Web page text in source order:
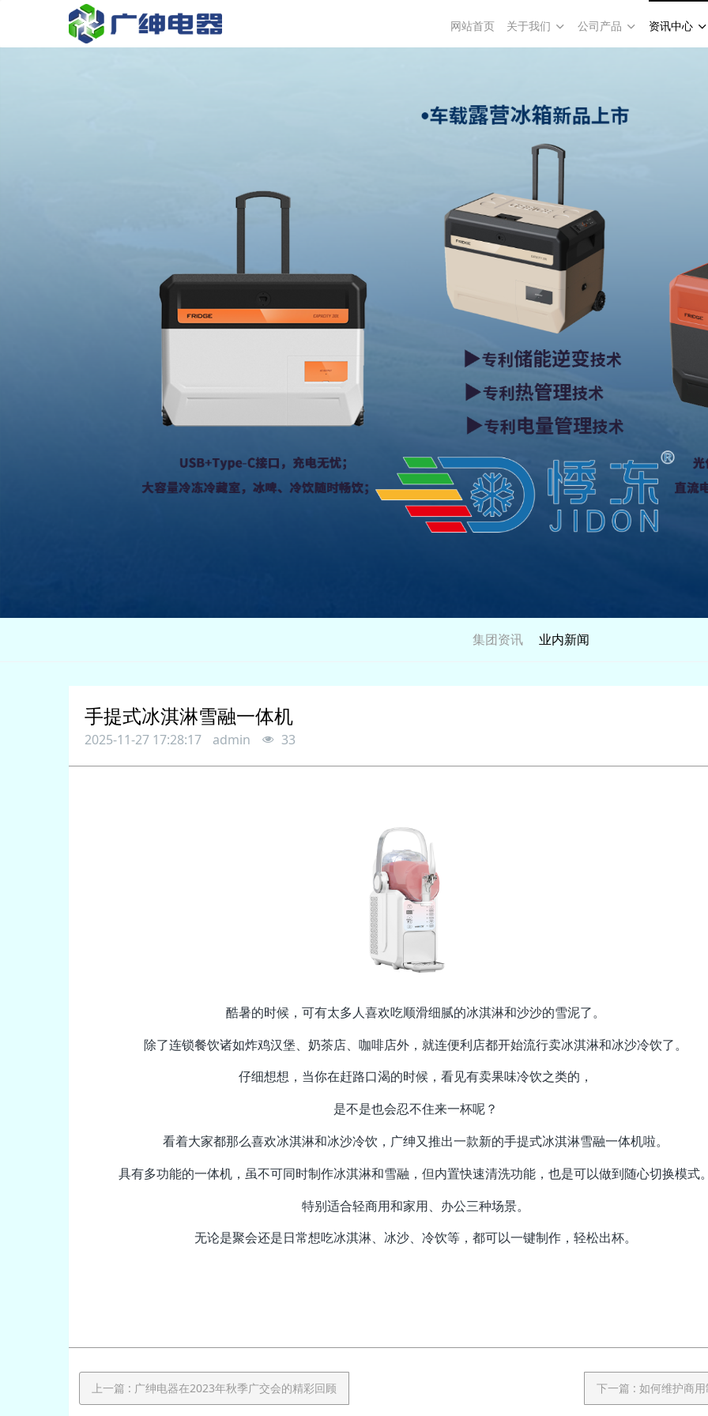
网站首页 关于我们 公司产品 资讯中心
集团资讯 业内新闻
手提式冰淇淋雪融一体机
2025-11-27 17:28:17 admin 33
酷暑的时候，可有太多人喜欢吃顺滑细腻的冰淇淋和沙沙的雪泥了。
除了连锁餐饮诸如炸鸡汉堡、奶茶店、咖啡店外，就连便利店都开始流行卖冰淇淋和冰沙冷饮了。
仔细想想，当你在赶路口渴的时候，看见有卖果味冷饮之类的，
是不是也会忍不住来一杯呢？
看着大家都那么喜欢冰淇淋和冰沙冷饮，广绅又推出一款新的手提式冰淇淋雪融一体机啦。
具有多功能的一体机，虽不可同时制作冰淇淋和雪融，但内置快速清洗功能，也是可以做到随心切换模式
特别适合轻商用和家用、办公三种场景。
无论是聚会还是日常想吃冰淇淋、冰沙、冷饮等，都可以一键制作，轻松出杯。
上一篇 : 广绅电器在2023年秋季广交会的精彩回顾 下一篇 : 如何维护商